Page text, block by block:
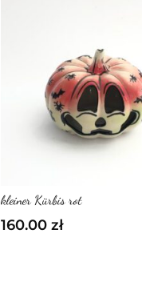
kleiner Kürbis rot
160.00zł